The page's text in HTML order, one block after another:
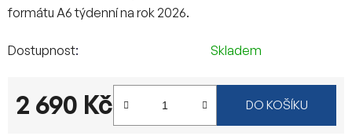
formátu A6 týdenní na rok 2026.
Dostupnost Skladem
2 690 Kč DO KOŠÍKU